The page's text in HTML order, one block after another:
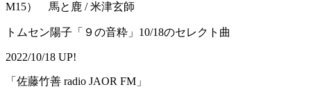
M15） 馬と鹿 / 米津玄師
トムセン陽子「９の音粋」10/18のセレクト曲
2022/10/18 UP!
「佐藤竹善 radio JAOR FM」